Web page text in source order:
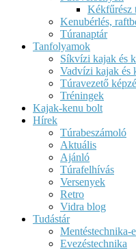
Kékfűrész
Kenubérlés,
Túranaptár
Tanfolyamok
Síkvízi kajak és
Vadvízi kajak és
Túravezető
Tréningek
Kajak-kenu bolt
Hírek
Túrabeszámoló
Aktuális
Ajánló
Túrafelhívás
Versenyek
Retro
Vidra blog
Tudástár
Mentéstechnika-
Evezéstechnika